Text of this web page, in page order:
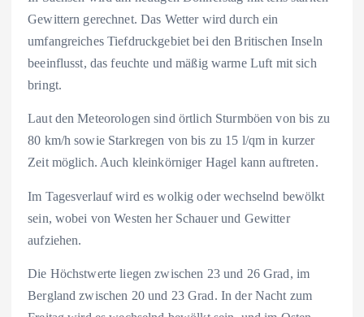
Gewittern gerechnet. Das Wetter wird durch ein
umfangreiches Tiefdruckgebiet bei den Britischen Inseln
beeinflusst, das feuchte und mäßig warme Luft mit sich
bringt.
Laut den Meteorologen sind örtlich Sturmböen von bis zu
80 km/h sowie Starkregen von bis zu 15 l/qm in kurzer
Zeit möglich. Auch kleinkörniger Hagel kann auftreten.
Im Tagesverlauf wird es wolkig oder wechselnd bewölkt
sein, wobei von Westen her Schauer und Gewitter
aufziehen.
Die Höchstwerte liegen zwischen 23 und 26 Grad, im
Bergland zwischen 20 und 23 Grad. In der Nacht zum